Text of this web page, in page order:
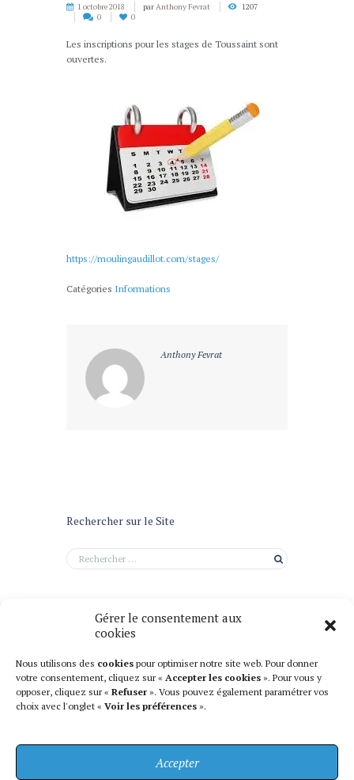
Gérer le consentement aux
cookies
Nous utilisons des cookies pour optimiser notre site web. Pour donner
votre consentement, cliquez sur « Accepter les cookies ». Pour vous y
opposer, cliquez sur « Refuser ». Vous pouvez également paramétrer vos
choix avec l'onglet « Voir les préférences ».
Accepter
1 octobre 2018 par Anthony Fevrat
1207
0
0
Les inscriptions pour les stages de Toussaint sont
ouvertes.
https://moulingaudillot.com/stages/
Catégories Informations
Anthony Fevrat
Rechercher sur le Site